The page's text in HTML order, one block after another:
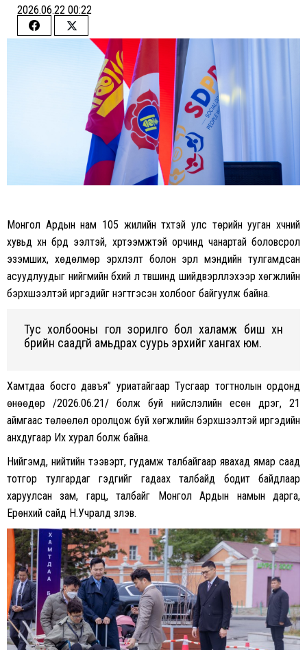
2026.06.22 00:22
Share
Share
Twitter
Монгол Ардын нам 105 жилийн түүхтэй улс төрийн ууган хүчний
хувьд хүн бүрд ээлтэй, хүртээмжтэй орчинд чанартай боловсрол
эзэмших, хөдөлмөр эрхлэлт болон эрүүл мэндийн тулгамдсан
асуудлуудыг нийгмийн бүхий л түвшинд шийдвэрлүүлэхээр хөгжлийн
бэрхшээлтэй иргэдийг нэгтгэсэн холбоог байгуулж байна.
Тус холбооны гол зорилго бол халамж биш хүн
бүрийн саадгүй амьдрах суурь эрхийг хангах юм.
Хамтдаа босго давъя” уриатайгаар Тусгаар тогтнолын ордонд
өнөөдөр /2026.06.21/ болж буй нийслэлийн есөн дүүрэг, 21
аймгаас төлөөлөл оролцож буй хөгжлийн бэрхшээлтэй иргэдийн
анхдугаар Их хурал болж байна.
Нийгэмд, нийтийн тээвэрт, гудамж талбайгаар явахад ямар саад
тотгор тулгардаг гэдгийг гадаах талбайд бодит байдлаар
харуулсан зам, гарц, талбайг Монгол Ардын намын дарга,
Ерөнхий сайд Н.Учралд үзүүлэв.